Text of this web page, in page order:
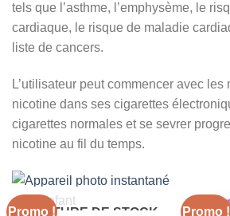
tels que l’asthme, l’emphysème, le
cardiaque, le risque de maladie
liste de cancers.
L’utilisateur peut commencer avec les
nicotine dans ses cigarettes
cigarettes normales et se sevrer
nicotine au fil du temps.
Promo !
RUPTURE DE STOCK Promo !